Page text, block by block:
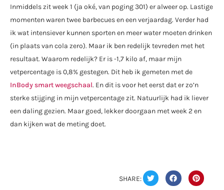
Inmiddels zit week 1 (ja oké, van poging 301) er alweer op. Lastige
momenten waren twee barbecues en een verjaardag. Verder had
ik wat intensiever kunnen sporten en meer water moeten drinken
(in plaats van cola zero). Maar ik ben redelijk tevreden met het
resultaat. Waarom redelijk? Er is -1,7 kilo af, maar mijn
vetpercentage is 0,8% gestegen. Dit heb ik gemeten met de
InBody smart weegschaal. En dit is voor het eerst dat er zo’n
sterke stijging in mijn vetpercentage zit. Natuurlijk had ik liever
een daling gezien. Maar goed, lekker doorgaan met week 2 en
dan kijken wat de meting doet.
SHARE: